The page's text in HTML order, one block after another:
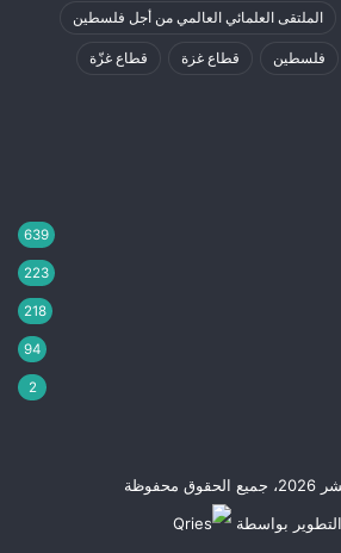
الملتقى العلمائي العالمي من أجل فلسطين
فلسطين قطاع غزة قطاع غزّة
639
223
218
94
2
بواسطة